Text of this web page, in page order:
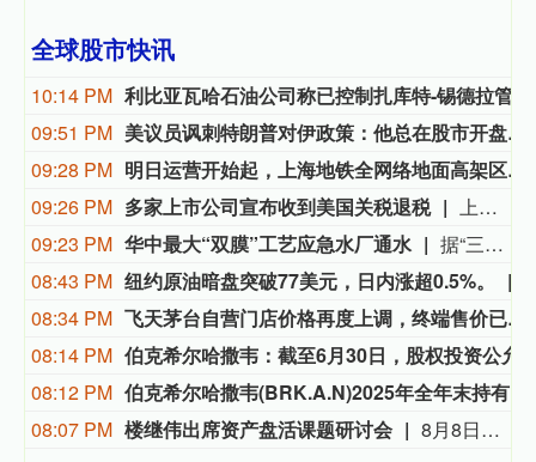
全球股市快讯
10:14 PM
09:51 PM
美议员讽刺特朗普对伊政策：他总在股市开盘前说不打了
09:28 PM
明日运营开始起，上海地铁全网络地面高架区段限速运行
09:26 PM 多家上市公司宣布收到美国关税退税
上市公司公告显示，自7月以来，多家公司宣布已经收到美国关税退税。根据美国最高法院今年2月裁定，《国际紧急经济权力法》不授权总统征收大规模关税。美国国际贸易法院随后下令海关办理相关退款。海关与边境保护局4月20日启动第一阶段退款工作，首批退款于5月11日前后发放。美国海关与边境保护局官员本月4日披露的信息显示，截至7月底，该部门已处理完毕约1000亿美元关税的退款流程并把相关信息提供给财政部用于付款。（中新社）
09:23 PM 华中最大“双膜”工艺应急水厂通水
据“三峡小微”公众号消息，8月8日，由三峡集团所属长江环保集团、武汉市水务集团等共同投资建设的华中地区规模最大的“双膜”工艺应急水厂——武汉梁子湖应急水厂并网通水，标志着武汉市江南区域正式构建起“一江一湖”双水源互为备援、灵活调度的供水新格局，为片区660万市民用水安全提供坚实保障。
08:43 PM 纽约原油暗盘突破77美元，日内涨超0.5%。
08:34 PM
飞天茅台自营门店价格再度上调，终端售价已涨至1760元/瓶
08:14 PM
08:12 PM
08:07 PM 楼继伟出席资产盘活课题研讨会 8月8日上午，全球财富管理论坛在京召开“地方国有存量资产盘活进展、难点与策略”课题研讨会，楼继伟出席会议并做总结发言。楼继伟在发言中表示，盘活国有资产既是近期的当务之急，也是一项长期性的战略任务。当前我国GDP平减指数阶段性承压走低，财政维持紧平衡格局的压力持续攀升；我国税收结构以间接税为主体，税收收入增速显著弱于名义GDP增速，财政内生增收动能受限。叠加土地财政收入大幅收缩，地方隐性债务化解、长期限国债常态化发行带来的利息支出刚性上涨，收支两端压力持续凸显。综合多重现实约束来看，国有存量资产盘活并非短期应急手段，而是一项需要常态化、长效化推进的重点工作。（全球财富管理论坛）